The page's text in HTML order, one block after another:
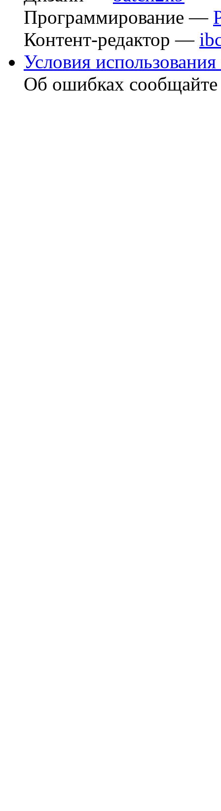
Программирование —
Контент-редактор —
Условия использования
Об ошибках